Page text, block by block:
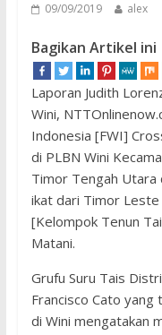
09/09/2019 alex
Bagikan Artikel ini
Laporan Judith
Wini,
Indonesia [FWI]
di PLBN Wini
Timor Tengah Utara
ikat dari Timor Leste
[Kelompok Tenun
Matani.
Grufu Suru Tais
Francisco Cato
di Wini mengatakan